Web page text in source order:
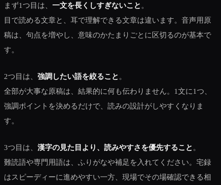
まず1つ目は、 一文を長くしすぎないこと 。
目で読める文章と、耳で理解できる文章は違います。音声用原
稿は、句点を増やし、意味のかたまりごとに区切るのが基本で
す。
2つ目は、 強調したい語を絞ること 。
全部が大事な原稿は、結果的に何も伝わりません。1文に1つ、
強調ポイントを決めるだけで、読みの設計がしやすくなりま
す。
3つ目は、 漢字の見た目より、読みやすさを優先すること 。
難読語や専門用語は、ふりがなや補足を入れてください。宅録
はスピーディーに進めやすい一方、現場でその場確認できる相